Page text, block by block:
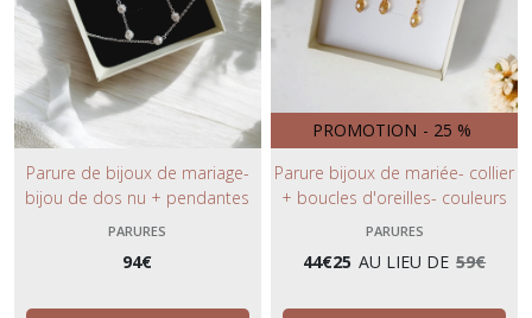
Parure de bijoux de mariage-
bijou de dos nu + pendantes
d'oreilles + bracelet- bijoux or
brillants- ligne tendance.
PARURES
94€
PROMOTION - 25 %
Parure bijoux de mariée- collier
+ boucles d'oreilles- couleurs
automnales- perles et gouttes-
tendance et minimaliste.
PARURES
44€25 AU LIEU DE 59€